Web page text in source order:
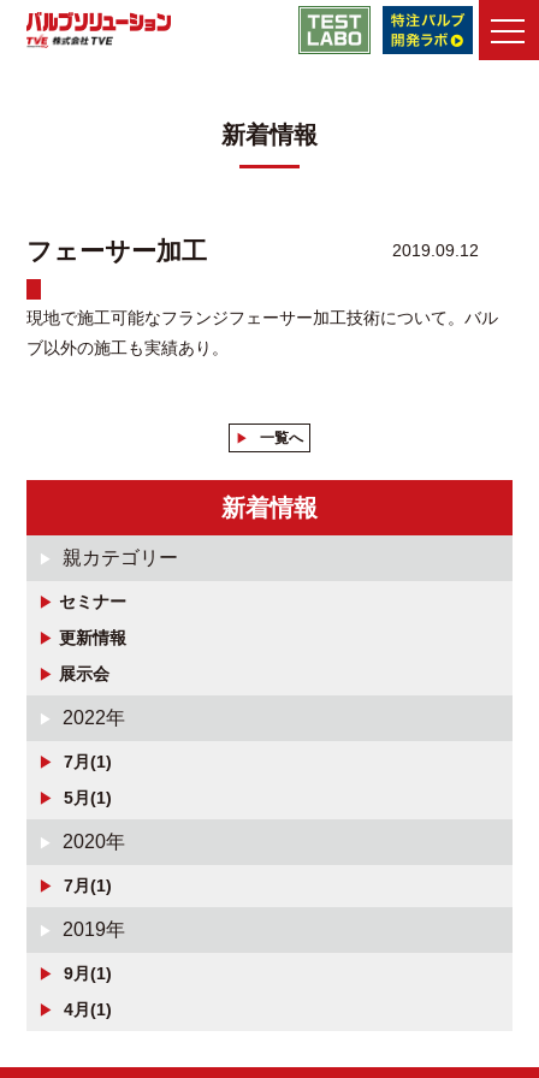
TVEの強み
技術情報
資料ダウンロード
よくあるご質問
バルブソリューション 資料ダウンロード一覧 >フェーサー加
工
新着情報
フェーサー加工 2019.09.12
現地で施工可能なフランジフェーサー加工技術について。バル
ブ以外の施工も実績あり。
一覧へ
新着情報
親カテゴリー
セミナー
更新情報
展示会
2022年
7月(1)
5月(1)
2020年
7月(1)
2019年
9月(1)
4月(1)